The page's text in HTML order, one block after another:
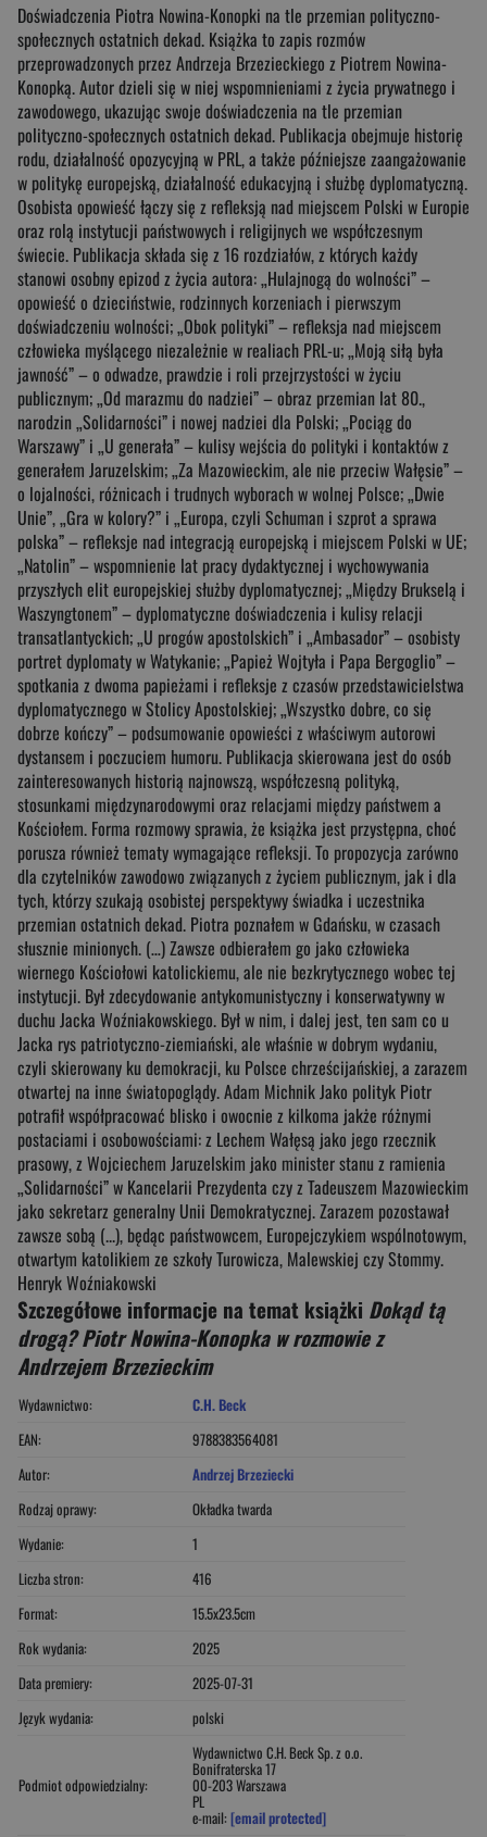
Doświadczenia Piotra Nowina-Konopki na tle przemian polityczno-
społecznych ostatnich dekad. Książka to zapis rozmów
przeprowadzonych przez Andrzeja Brzezieckiego z Piotrem Nowina-
Konopką. Autor dzieli się w niej wspomnieniami z życia prywatnego i
zawodowego, ukazując swoje doświadczenia na tle przemian
polityczno-społecznych ostatnich dekad. Publikacja obejmuje historię
rodu, działalność opozycyjną w PRL, a także późniejsze zaangażowanie
w politykę europejską, działalność edukacyjną i służbę dyplomatyczną.
Osobista opowieść łączy się z refleksją nad miejscem Polski w Europie
oraz rolą instytucji państwowych i religijnych we współczesnym
świecie. Publikacja składa się z 16 rozdziałów, z których każdy
stanowi osobny epizod z życia autora: „Hulajnogą do wolności” –
opowieść o dzieciństwie, rodzinnych korzeniach i pierwszym
doświadczeniu wolności; „Obok polityki” – refleksja nad miejscem
człowieka myślącego niezależnie w realiach PRL-u; „Moją siłą była
jawność” – o odwadze, prawdzie i roli przejrzystości w życiu
publicznym; „Od marazmu do nadziei” – obraz przemian lat 80.,
narodzin „Solidarności” i nowej nadziei dla Polski; „Pociąg do
Warszawy” i „U generała” – kulisy wejścia do polityki i kontaktów z
generałem Jaruzelskim; „Za Mazowieckim, ale nie przeciw Wałęsie” –
o lojalności, różnicach i trudnych wyborach w wolnej Polsce; „Dwie
Unie”, „Gra w kolory?” i „Europa, czyli Schuman i szprot a sprawa
polska” – refleksje nad integracją europejską i miejscem Polski w UE;
„Natolin” – wspomnienie lat pracy dydaktycznej i wychowywania
przyszłych elit europejskiej służby dyplomatycznej; „Między Brukselą i
Waszyngtonem” – dyplomatyczne doświadczenia i kulisy relacji
transatlantyckich; „U progów apostolskich” i „Ambasador” – osobisty
portret dyplomaty w Watykanie; „Papież Wojtyła i Papa Bergoglio” –
spotkania z dwoma papieżami i refleksje z czasów przedstawicielstwa
dyplomatycznego w Stolicy Apostolskiej; „Wszystko dobre, co się
dobrze kończy” – podsumowanie opowieści z właściwym autorowi
dystansem i poczuciem humoru. Publikacja skierowana jest do osób
zainteresowanych historią najnowszą, współczesną polityką,
stosunkami międzynarodowymi oraz relacjami między państwem a
Kościołem. Forma rozmowy sprawia, że książka jest przystępna, choć
porusza również tematy wymagające refleksji. To propozycja zarówno
dla czytelników zawodowo związanych z życiem publicznym, jak i dla
tych, którzy szukają osobistej perspektywy świadka i uczestnika
przemian ostatnich dekad. Piotra poznałem w Gdańsku, w czasach
słusznie minionych. (…) Zawsze odbierałem go jako człowieka
wiernego Kościołowi katolickiemu, ale nie bezkrytycznego wobec tej
instytucji. Był zdecydowanie antykomunistyczny i konserwatywny w
duchu Jacka Woźniakowskiego. Był w nim, i dalej jest, ten sam co u
Jacka rys patriotyczno-ziemiański, ale właśnie w dobrym wydaniu,
czyli skierowany ku demokracji, ku Polsce chrześcijańskiej, a zarazem
otwartej na inne światopoglądy. Adam Michnik Jako polityk Piotr
potrafił współpracować blisko i owocnie z kilkoma jakże różnymi
postaciami i osobowościami: z Lechem Wałęsą jako jego rzecznik
prasowy, z Wojciechem Jaruzelskim jako minister stanu z ramienia
„Solidarności” w Kancelarii Prezydenta czy z Tadeuszem Mazowieckim
jako sekretarz generalny Unii Demokratycznej. Zarazem pozostawał
zawsze sobą (...), będąc państwowcem, Europejczykiem wspólnotowym,
otwartym katolikiem ze szkoły Turowicza, Malewskiej czy Stommy.
Henryk Woźniakowski
Szczegółowe informacje na temat książki Dokąd tą
drogą? Piotr Nowina-Konopka w rozmowie z
Andrzejem Brzezieckim
Wydawnictwo:
C.H. Beck
EAN:
9788383564081
Autor:
Andrzej Brzeziecki
Rodzaj oprawy:
Okładka twarda
Wydanie:
1
Liczba stron:
416
Format:
15.5x23.5cm
Rok wydania:
2025
Data premiery:
2025-07-31
Język wydania:
polski
Podmiot odpowiedzialny:
Wydawnictwo C.H. Beck Sp. z o.o.
Bonifraterska 17
00-203 Warszawa
PL
e-mail: [email protected]